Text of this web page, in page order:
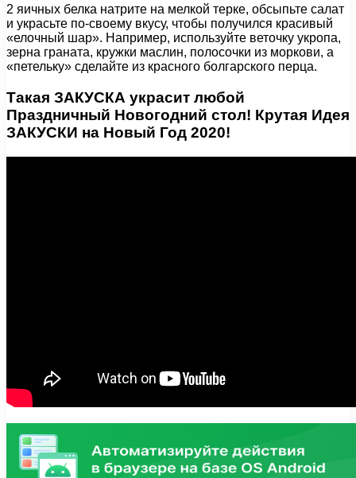
2 яичных белка натрите на мелкой терке, обсыпьте салат
и украсьте по-своему вкусу, чтобы получился красивый
«елочный шар». Например, используйте веточку укропа,
зерна граната, кружки маслин, полосочки из моркови, а
«петельку» сделайте из красного болгарского перца.
Такая ЗАКУСКА украсит любой
Праздничный Новогодний стол! Крутая Идея
ЗАКУСКИ на Новый Год 2020!